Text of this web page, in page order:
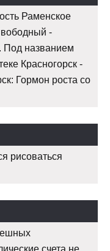
Раменское
-
Под названием
Красногорск -
Гормон роста со
рисоваться
счета не